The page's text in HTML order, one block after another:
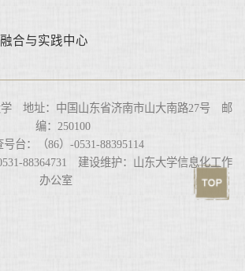
合与实践中心
地址：中国山东省济南市山大南路27号 邮
编：250100
号台：（86）-0531-88395114
88364731 建设维护：山东大学信息化工作
办公室